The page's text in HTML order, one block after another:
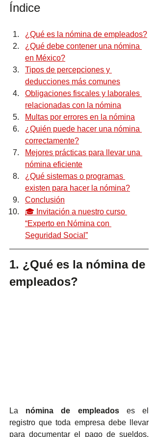
Índice
¿Qué es la nómina de empleados?
¿Qué debe contener una nómina
en México?
Tipos de percepciones y
deducciones más comunes
Obligaciones fiscales y laborales
relacionadas con la nómina
Multas por errores en la nómina
¿Quién puede hacer una nómina
correctamente?
Mejores prácticas para llevar una
nómina eficiente
¿Qué sistemas o programas
existen para hacer la nómina?
Conclusión
🎓 Invitación a nuestro curso
“Experto en Nómina con
Seguridad Social”
1. ¿Qué es la nómina de
empleados?
La nómina de empleados es el
registro que toda empresa debe llevar
para documentar el pago de sueldos,